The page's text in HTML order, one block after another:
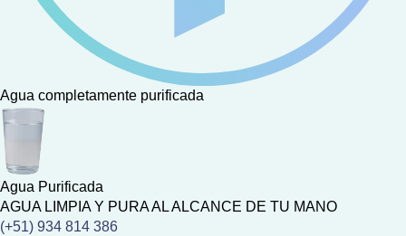
Agua completamente purificada
Agua Purificada
AGUA LIMPIA Y PURA AL ALCANCE DE TU MANO
(+51) 934 814 386